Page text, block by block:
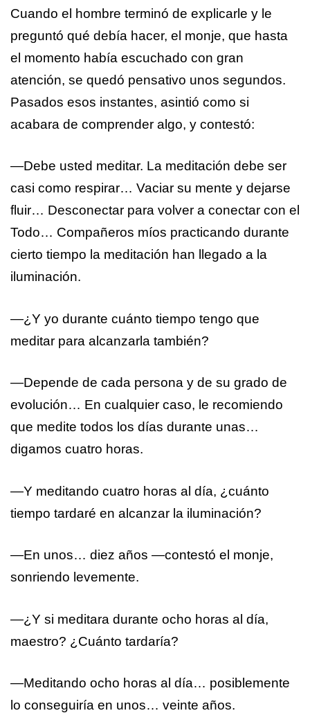
Cuando el hombre terminó de explicarle y le
preguntó qué debía hacer, el monje, que hasta
el momento había escuchado con gran
atención, se quedó pensativo unos segundos.
Pasados esos instantes, asintió como si
acabara de comprender algo, y contestó:
—Debe usted meditar. La meditación debe ser
casi como respirar… Vaciar su mente y dejarse
fluir… Desconectar para volver a conectar con el
Todo… Compañeros míos practicando durante
cierto tiempo la meditación han llegado a la
iluminación.
—¿Y yo durante cuánto tiempo tengo que
meditar para alcanzarla también?
—Depende de cada persona y de su grado de
evolución… En cualquier caso, le recomiendo
que medite todos los días durante unas…
digamos cuatro horas.
—Y meditando cuatro horas al día, ¿cuánto
tiempo tardaré en alcanzar la iluminación?
—En unos… diez años —contestó el monje,
sonriendo levemente.
—¿Y si meditara durante ocho horas al día,
maestro? ¿Cuánto tardaría?
—Meditando ocho horas al día… posiblemente
lo conseguiría en unos… veinte años.